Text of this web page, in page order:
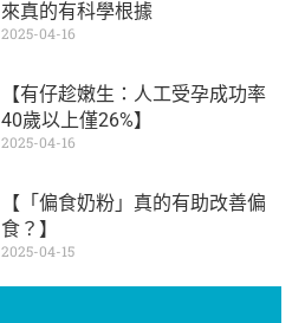
來真的有科學根據
2025-04-16
【有仔趁嫩生：人工受孕成功率
40歲以上僅26%】
2025-04-16
【「偏食奶粉」真的有助改善偏
食？】
2025-04-15